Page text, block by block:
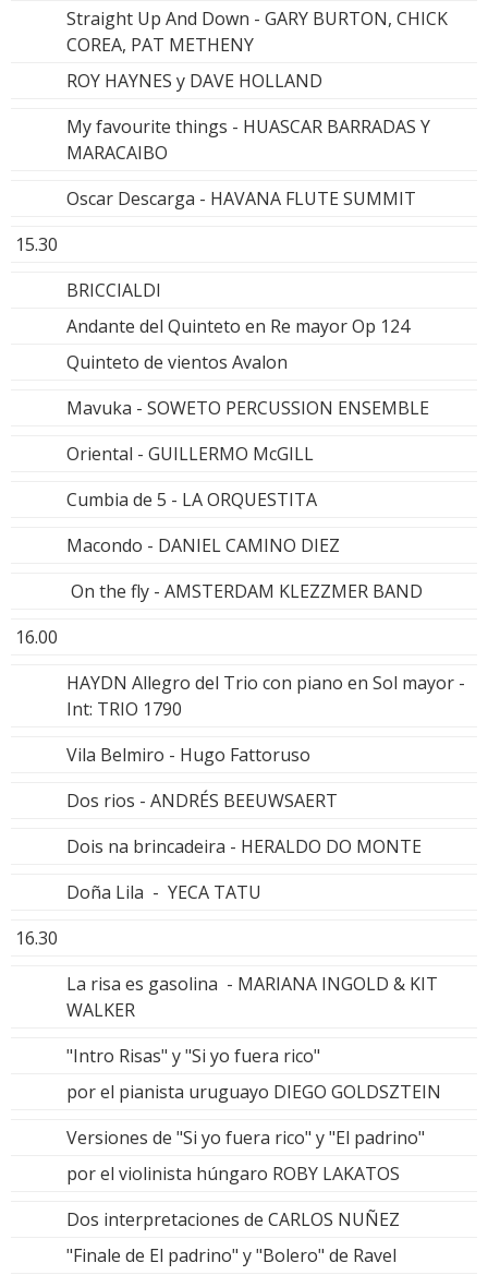
Straight Up And Down - GARY BURTON, CHICK
COREA, PAT METHENY
ROY HAYNES y DAVE HOLLAND
My favourite things - HUASCAR BARRADAS Y
MARACAIBO
Oscar Descarga - HAVANA FLUTE SUMMIT
15.30
BRICCIALDI
Andante del Quinteto en Re mayor Op 124
Quinteto de vientos Avalon
Mavuka - SOWETO PERCUSSION ENSEMBLE
Oriental - GUILLERMO McGILL
Cumbia de 5 - LA ORQUESTITA
Macondo - DANIEL CAMINO DIEZ
On the fly - AMSTERDAM KLEZZMER BAND
16.00
HAYDN Allegro del Trio con piano en Sol mayor -
Int: TRIO 1790
Vila Belmiro - Hugo Fattoruso
Dos rios - ANDRÉS BEEUWSAERT
Dois na brincadeira - HERALDO DO MONTE
Doña Lila - YECA TATU
16.30
La risa es gasolina - MARIANA INGOLD & KIT
WALKER
"Intro Risas" y "Si yo fuera rico"
por el pianista uruguayo DIEGO GOLDSZTEIN
Versiones de "Si yo fuera rico" y "El padrino"
por el violinista húngaro ROBY LAKATOS
Dos interpretaciones de CARLOS NUÑEZ
"Finale de El padrino" y "Bolero" de Ravel